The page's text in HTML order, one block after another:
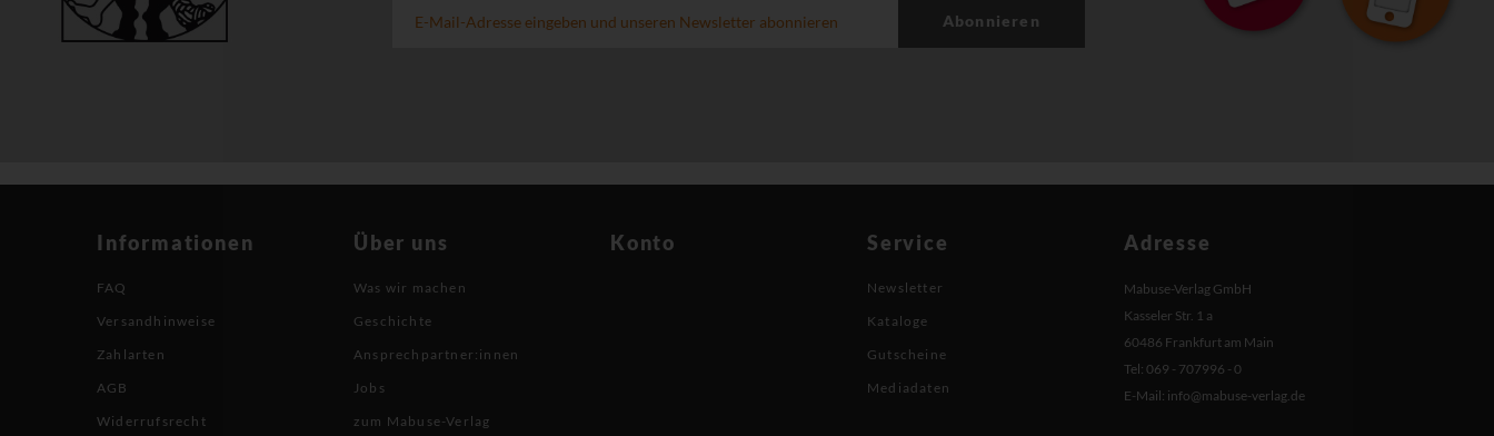
Abonnieren
Informationen
FAQ
Versandhinweise
Zahlarten
AGB
Widerrufsrecht
Über uns
Was wir machen
Geschichte
Ansprechpartner:innen
Jobs
zum Mabuse-Verlag
Konto Service
Newsletter
Kataloge
Gutscheine
Mediadaten
Adresse
Mabuse-Verlag GmbH
Kasseler Str. 1 a
60486 Frankfurt am Main
Tel: 069 - 707996 - 0
E-Mail: info@mabuse-verlag.de